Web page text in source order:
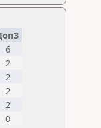
6
2
2
2
2
0